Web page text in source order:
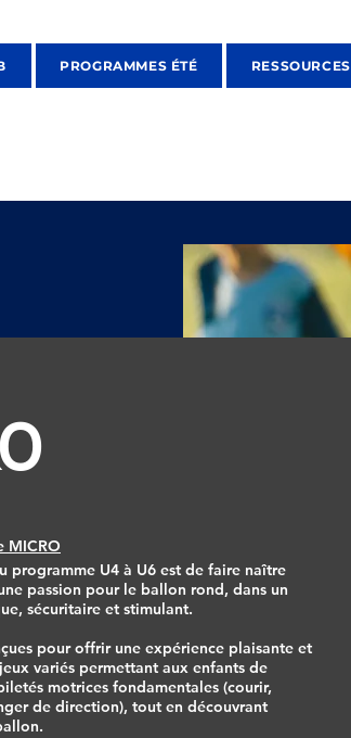
PROGRAMMES ÉTÉ RESSOURCES
MICRO
programme U4 à U6 est de faire naître
passion pour le ballon rond, dans un
sécuritaire et stimulant.
pour offrir une expérience plaisante et
variés permettant aux enfants de
motrices fondamentales (courir,
de direction), tout en découvrant